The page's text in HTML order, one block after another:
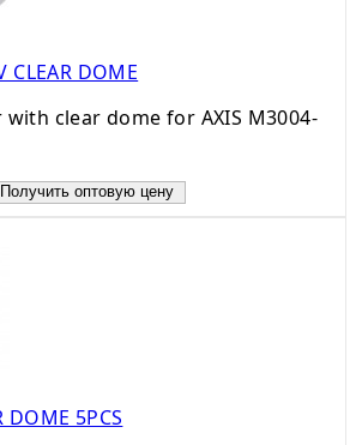
CLEAR DOME
clear dome for AXIS M3004-
Получить оптовую цену
DOME 5PCS